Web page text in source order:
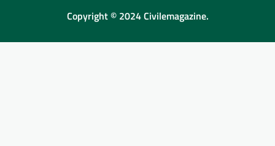
Copyright © 2024 Civilemagazine.